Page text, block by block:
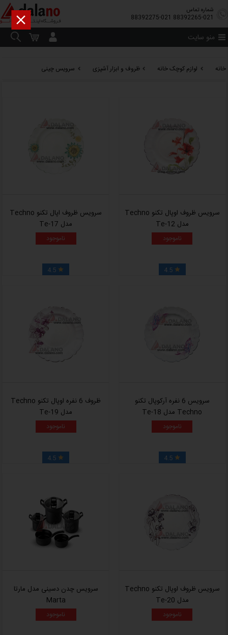
شماره تماس
88392265-021
88392275-021
منو سایت
خانه لوازم کوچک خانه ظروف و ابزار آشپزی سرویس چینی
سرویس ظروف اوپال تکنو Techno
مدل Te-12
ناموجود

4.5
سرویس ظروف اپال تکنو Techno
مدل Te-17
ناموجود

سرویس 6 نفره آرکوپال تکنو
Techno مدل Te-18
ناموجود

4.5
ظروف 6 نفره اوپال تکنو Techno
مدل Te-19
ناموجود

سرویس ظروف اوپال تکنو Techno
مدل Te-20
ناموجود
سرویس چدن دسینی مدل مارتا
Marta
ناموجود
